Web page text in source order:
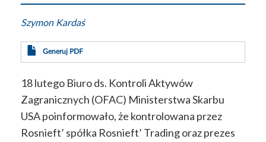
Szymon Kardaś
Generuj PDF
18 lutego Biuro ds. Kontroli Aktywów
Zagranicznych (OFAC) Ministerstwa Skarbu
USA poinformowało, że kontrolowana przez
Rosnieft’ spółka Rosnieft’ Trading oraz prezes